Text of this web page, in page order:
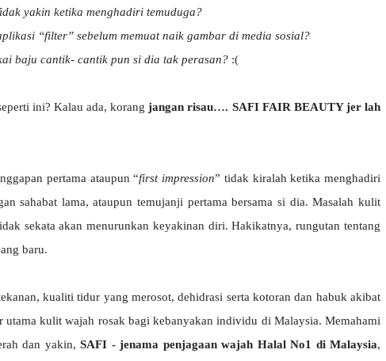
yakin ketika menghadiri temuduga?
“filter” sebelum memuat naik gambar di media sosial?
baju cantik- cantik pun si dia tak perasan? :(
ini? Kalau ada, korangjangan risau…. SAFI FAIR BEAUTY jer lah
pertama ataupun “first impression” tidak kiralah ketika menghadiri
sahabat lama, ataupun temujanji pertama bersama si dia. Masalah kulit
sekata akan menurunkan keyakinan diri. Hakikatnya, rungutan tentang
baru.
kualiti tidur yang merosot, dehidrasi serta kotoran dan habuk akibat
utama kulit wajah rosak bagi kebanyakan individu di Malaysia. Memahami
dan yakin, SAFI - jenama penjagaan wajah Halal No1 di Malaysia,